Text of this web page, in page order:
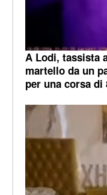
A Lodi, tassista
martello da un
per una corsa di